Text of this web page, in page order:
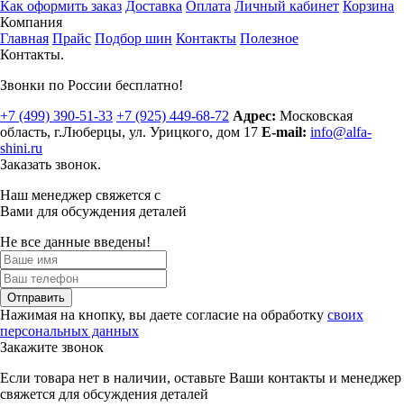
Как оформить заказ Доставка Оплата Личный кабинет Корзина
Компания
Главная Прайс Подбор шин Контакты Полезное
Контакты.
Звонки по России бесплатно!
+7 (499) 390-51-33 +7 (925) 449-68-72 Адрес: Московская
область, г.Люберцы, ул. Урицкого, дом 17 E-mail: info@alfa-
shini.ru
Заказать звонок.
Наш менеджер свяжется с
Вами для обсуждения деталей
Не все данные введены!
Отправить
Нажимая на кнопку, вы даете согласие на обработку своих
персональных данных
Закажите звонок
Если товара нет в наличии, оставьте Ваши контакты и менеджер
свяжется для обсуждения деталей